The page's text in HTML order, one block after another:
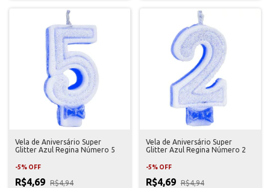
Vela de Aniversário Super
Glitter Azul Regina Número 5
-5% OFF
R$4,69 R$4,94
Vela de Aniversário Super
Glitter Azul Regina Número 2
-5% OFF
R$4,69 R$4,94